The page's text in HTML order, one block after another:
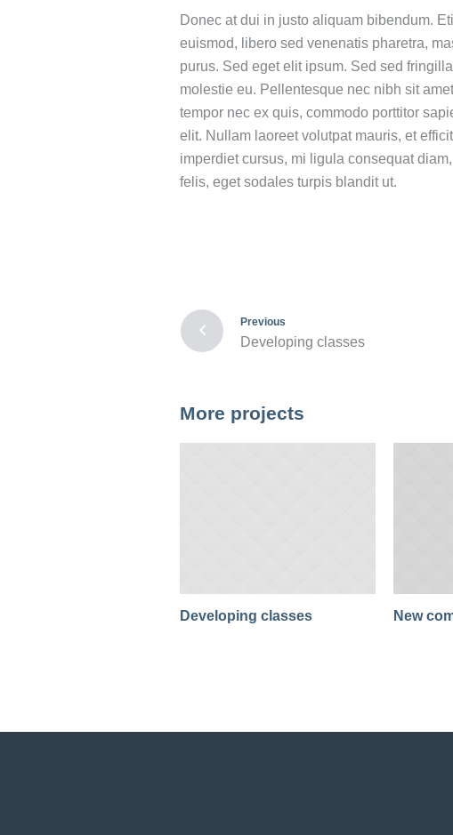
Donec at dui in justo aliquam bibendum.
euismod, libero sed venenatis pharetra,
purus. Sed eget elit ipsum. Sed sed
molestie eu. Pellentesque nec nibh sit
tempor nec ex quis, commodo porttitor
elit. Nullam laoreet volutpat mauris, et
imperdiet cursus, mi ligula consequat
felis, eget sodales turpis blandit ut.
Previous
Developing classes
More projects
Developing classes New